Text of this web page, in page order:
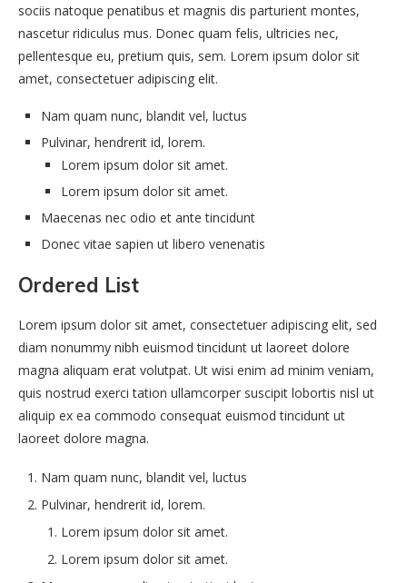
sociis natoque penatibus et magnis dis parturient montes,
nascetur ridiculus mus. Donec quam felis, ultricies nec,
pellentesque eu, pretium quis, sem. Lorem ipsum dolor sit
amet, consectetuer adipiscing elit.
Nam quam nunc, blandit vel, luctus
Pulvinar, hendrerit id, lorem.
Lorem ipsum dolor sit amet.
Lorem ipsum dolor sit amet.
Maecenas nec odio et ante tincidunt
Donec vitae sapien ut libero venenatis
Ordered List
Lorem ipsum dolor sit amet, consectetuer adipiscing elit, sed
diam nonummy nibh euismod tincidunt ut laoreet dolore
magna aliquam erat volutpat. Ut wisi enim ad minim veniam,
quis nostrud exerci tation ullamcorper suscipit lobortis nisl ut
aliquip ex ea commodo consequat euismod tincidunt ut
laoreet dolore magna.
Nam quam nunc, blandit vel, luctus
Pulvinar, hendrerit id, lorem.
Lorem ipsum dolor sit amet.
Lorem ipsum dolor sit amet.